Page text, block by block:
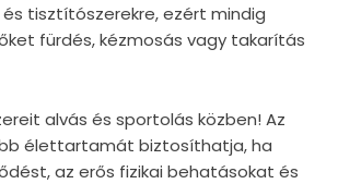
tisztítószerekre, ezért mindig
fürdés, kézmosás vagy takarítás
alvás és sportolás közben! Az
élettartamát biztosíthatja, ha
az erős fizikai behatásokat és